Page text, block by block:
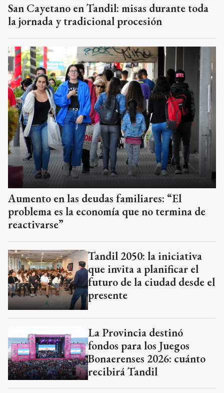
San Cayetano en Tandil: misas durante toda
la jornada y tradicional procesión
Aumento en las deudas familiares: “El
problema es la economía que no termina de
reactivarse”
Tandil 2050: la iniciativa
que invita a planificar el
futuro de la ciudad desde el
presente
La Provincia destinó
fondos para los Juegos
Bonaerenses 2026: cuánto
recibirá Tandil